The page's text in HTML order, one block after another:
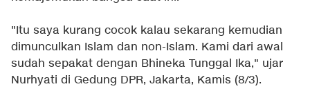
"Itu saya kurang cocok kalau sekarang kemudian
dimunculkan Islam dan non-Islam. Kami dari awal
sudah sepakat dengan Bhineka Tunggal Ika," ujar
Nurhyati di Gedung DPR, Jakarta, Kamis (8/3).